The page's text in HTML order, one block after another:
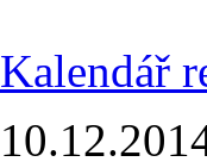
Kalendář